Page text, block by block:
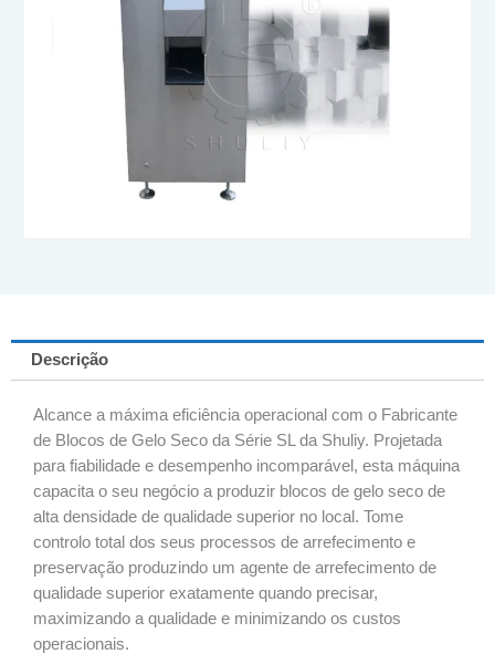
Descrição
Alcance a máxima eficiência operacional com o Fabricante
de Blocos de Gelo Seco da Série SL da Shuliy. Projetada
para fiabilidade e desempenho incomparável, esta máquina
capacita o seu negócio a produzir blocos de gelo seco de
alta densidade de qualidade superior no local. Tome
controlo total dos seus processos de arrefecimento e
preservação produzindo um agente de arrefecimento de
qualidade superior exatamente quando precisar,
maximizando a qualidade e minimizando os custos
operacionais.